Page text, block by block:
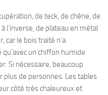
de teck, de chêne, de
l’inverse, de plateau en métal
car le bois traité n’a
un chiffon humide
Si nécessaire, beaucoup
plus de personnes. Les tables
côté très chaleureux et